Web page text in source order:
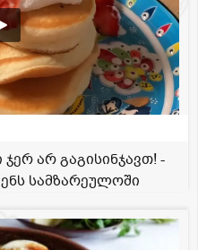
არ გაგისინჯავთ! -
სამზარეულოში